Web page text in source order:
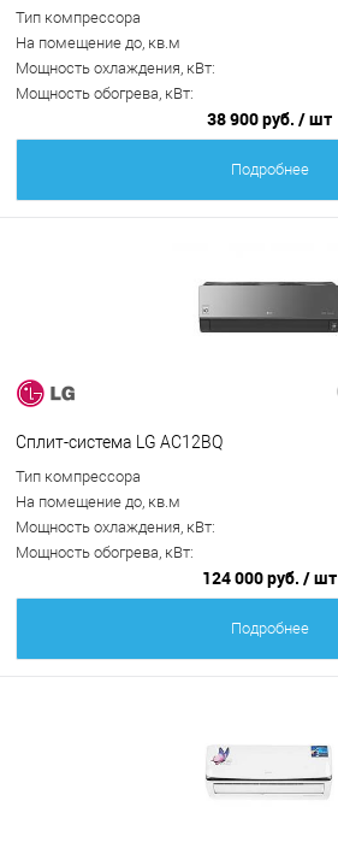
Тип компрессора
На помещение до, кв.м
Мощность охлаждения, кВт:
Мощность обогрева, кВт:
38 900 руб. / шт
Подробнее
Сплит-система LG AC12BQ
Тип компрессора
На помещение до, кв.м
Мощность охлаждения, кВт:
Мощность обогрева, кВт:
124 000 руб. / шт
Подробнее